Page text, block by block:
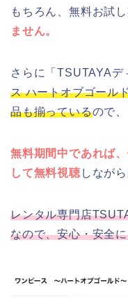
もちろん、無料お試
ません。
さらに「TSUTAYAデ
ス ハートオブゴール
品も揃っているので、
無料期間中であれば
して無料視聴 しなが
レンタル専門店
なので、安心・安全